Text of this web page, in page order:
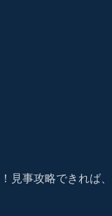
見事攻略できれば